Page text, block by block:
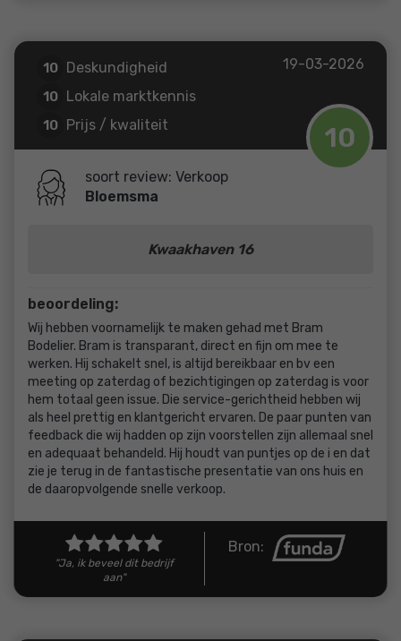
19-03-2026
10
10 Deskundigheid
10 Lokale marktkennis
10 Prijs / kwaliteit
10 Service en begeleiding
soort review: Verkoop
Bloemsma
Kwaakhaven 16
beoordeling:
Wij hebben voornamelijk te maken gehad met Bram
Bodelier. Bram is transparant, direct en fijn om mee te
werken. Hij schakelt snel, is altijd bereikbaar en bv een
meeting op zaterdag of bezichtigingen op zaterdag is voor
hem totaal geen issue. Die service-gerichtheid hebben wij
als heel prettig en klantgericht ervaren. De paar punten van
feedback die wij hadden op zijn voorstellen zijn allemaal snel
en adequaat behandeld. Hij houdt van puntjes op de i en dat
zie je terug in de fantastische presentatie van ons huis en
de daaropvolgende snelle verkoop.
"Ja, ik beveel dit bedrijf
aan"
Bron: